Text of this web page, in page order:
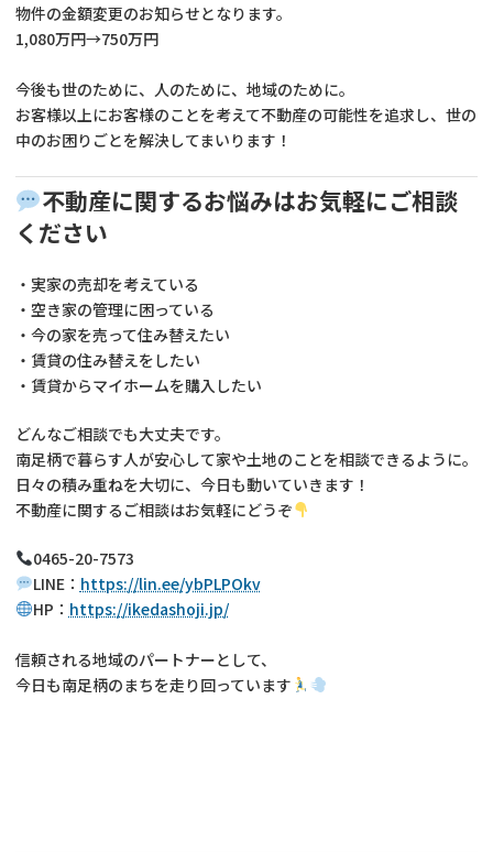
物件の金額変更のお知らせとなります。
1,080万円→750万円
今後も世のために、人のために、地域のために。
お客様以上にお客様のことを考えて不動産の可能性を追求し、世の
中のお困りごとを解決してまいります！
不動産に関するお悩みはお気軽にご相談
ください
・実家の売却を考えている
・空き家の管理に困っている
・今の家を売って住み替えたい
・賃貸の住み替えをしたい
・賃貸からマイホームを購入したい
どんなご相談でも大丈夫です。
南足柄で暮らす人が安心して家や土地のことを相談できるように。
日々の積み重ねを大切に、今日も動いていきます！
不動産に関するご相談はお気軽にどうぞ
0465-20-7573
LINE： https://lin.ee/ybPLPOkv
HP： https://ikedashoji.jp/
信頼される地域のパートナーとして、
今日も南足柄のまちを走り回っています